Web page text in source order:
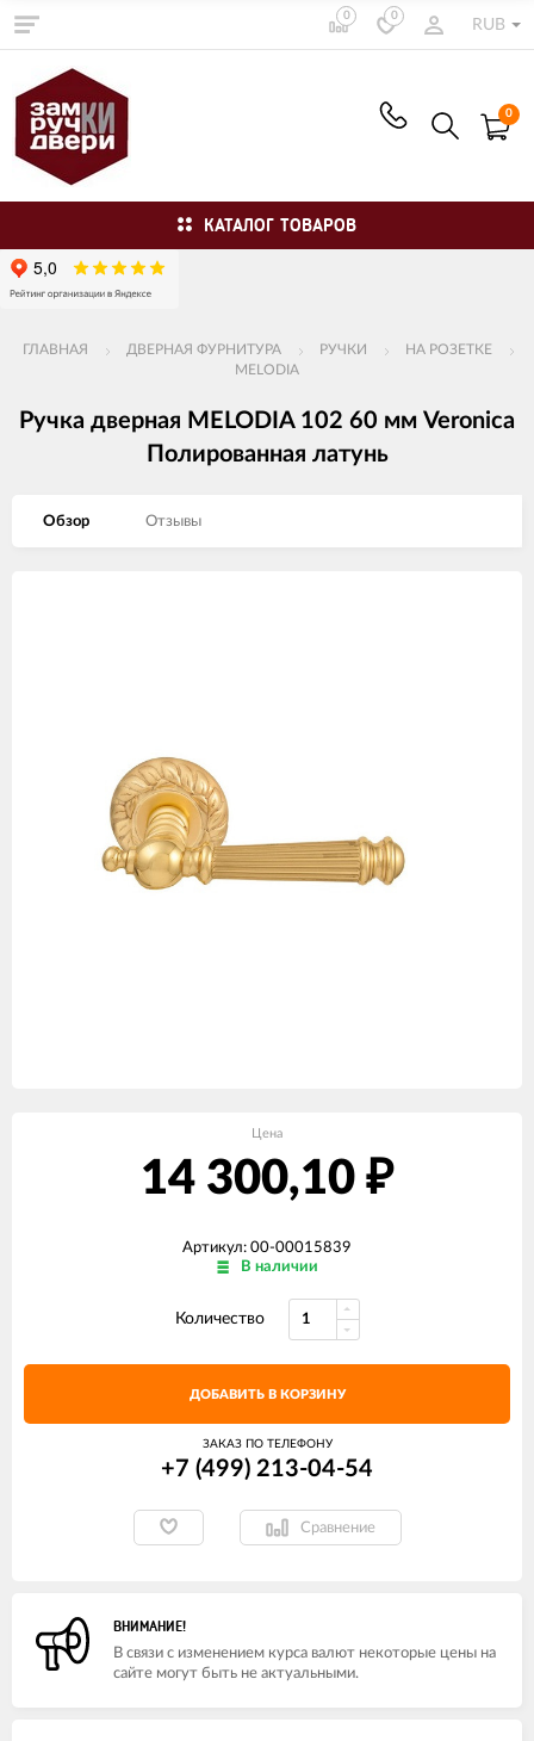
0 0
RUB
0
КАТАЛОГ ТОВАРОВ
ГЛАВНАЯ ДВЕРНАЯ ФУРНИТУРА РУЧКИ
НА РОЗЕТКЕ
MELODIA
Ручка дверная MELODIA 102 60 мм Veronica
Полированная латунь
Обзор Отзывы
Цена
14 300,10 ₽
Артикул: 00-00015839
В наличии
Количество
ДОБАВИТЬ В КОРЗИНУ
ЗАКАЗ ПО ТЕЛЕФОНУ
+7 (499) 213-04-54​
Сравнение
ВНИМАНИЕ!
В связи с изменением курса валют некоторые цены на
сайте могут быть не актуальными.